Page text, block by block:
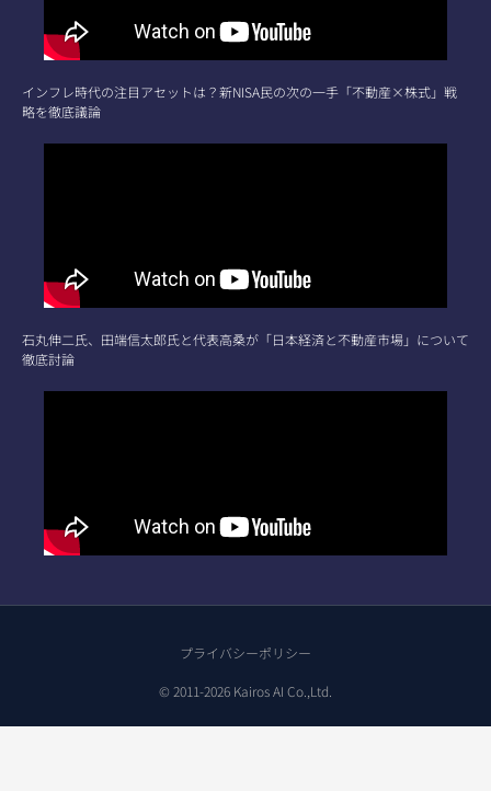
インフレ時代の注目アセットは？新NISA民の次の一手「不動産×株式」戦
略を徹底議論
石丸伸二氏、田端信太郎氏と代表高桑が「日本経済と不動産市場」について
徹底討論
© 2011-2026 Kairos AI Co.,Ltd.
プライバシーポリシー